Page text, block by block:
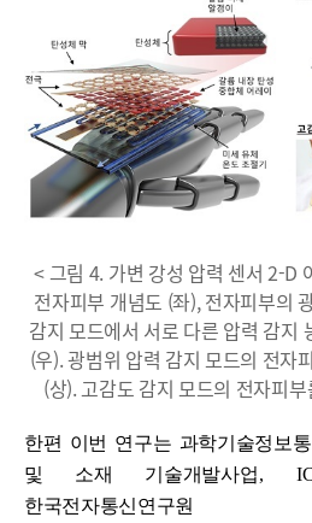
< 그림 4. 가변 강성 압력 센서 2-D
전자피부 개념도 (좌), 전자피부의
감지 모드에서 서로 다른 압력 감지
(우). 광범위 압력 감지 모드의 전자
(상). 고감도 감지 모드의 전자피
한편 이번 연구는 과학기술정보
및 소재 기술개발사업,
한국전자통신연구원